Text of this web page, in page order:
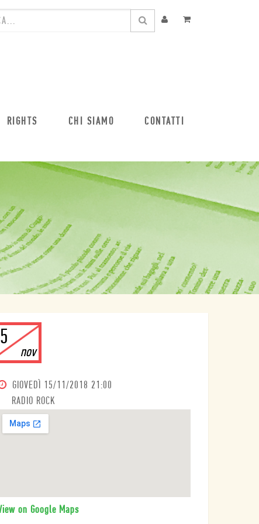
RIGHTS CHI SIAMO CONTATTI
nov
GIOVEDÌ 15/11/2018 21:00
RADIO ROCK
on Google Maps